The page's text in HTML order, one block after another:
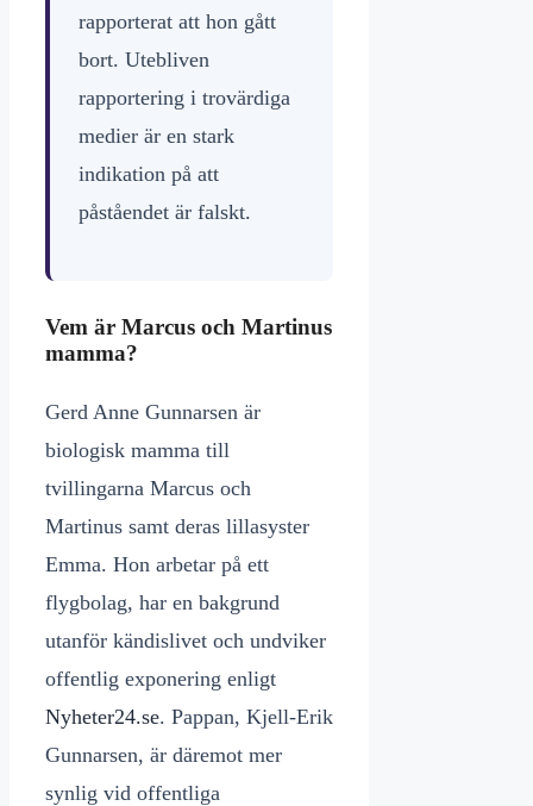
rapporterat att hon gått
bort. Utebliven
rapportering i trovärdiga
medier är en stark
indikation på att
påståendet är falskt.
Vem är Marcus och Martinus
mamma?
Gerd Anne Gunnarsen är
biologisk mamma till
tvillingarna Marcus och
Martinus samt deras lillasyster
Emma. Hon arbetar på ett
flygbolag, har en bakgrund
utanför kändislivet och undviker
offentlig exponering enligt
Nyheter24.se. Pappan, Kjell-Erik
Gunnarsen, är däremot mer
synlig vid offentliga